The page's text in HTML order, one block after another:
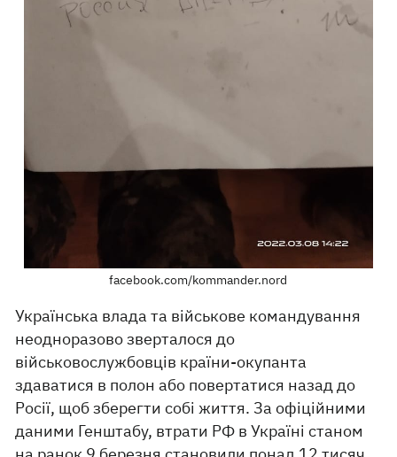
facebook.com/kommander.nord
Українська влада та військове командування
неодноразово зверталося до
військовослужбовців країни-окупанта
здаватися в полон або повертатися назад до
Росії, щоб зберегти собі життя. За офіційними
даними Генштабу, втрати РФ в Україні станом